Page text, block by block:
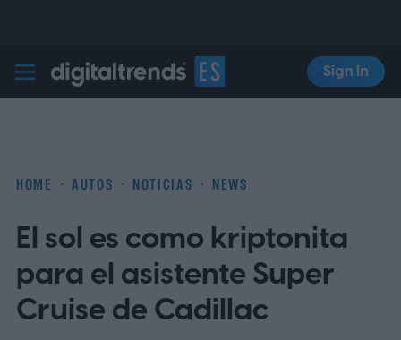
Digital Trends Español
Sign In
HOME AUTOS NOTICIAS NEWS
El sol es como kriptonita
para el asistente Super
Cruise de Cadillac